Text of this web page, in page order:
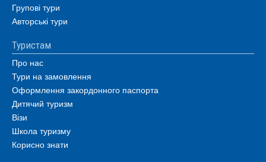
Групові тури
Авторські тури
Туристам
Про нас
Тури на замовлення
Оформлення закордонного паспорта
Дитячий туризм
Візи
Школа туризму
Корисно знати